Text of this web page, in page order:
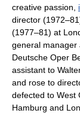
creative passion,
director
(1977–81) at
general manager
Deutsche Oper
assistant to
and rose to
defected to West
Hamburg and